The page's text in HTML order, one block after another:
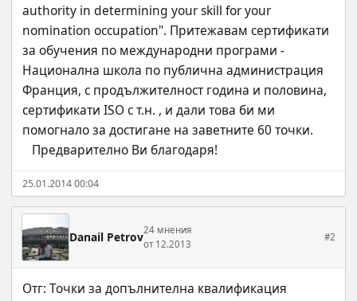
authority in determining your skill for your
nomination occupation". Притежавам сертификати
за обучения по международни програми -
Национална школа по публична администрация
Франция, с продължителност година и половина,
сертификати ISO с т.н. , и дали това би ми
помогнало за достигане на заветните 60 точки.
   Предварително Ви благодаря!
25.01.2014 00:04
Danail Petrov24 мнения
от 12.2013
#2